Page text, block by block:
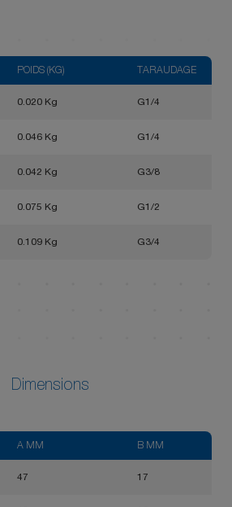
POIDS (KG) TARAUDAGE
0.020 Kg G1/4
0.046 Kg G1/4
0.042 Kg G3/8
0.075 Kg G1/2
0.109 Kg G3/4
Dimensions
A MM B MM
47 17